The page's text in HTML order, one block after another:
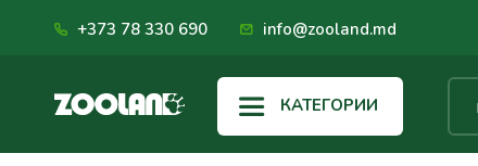
+373 78 330 690 info@zooland.md
КАТЕГОРИИ